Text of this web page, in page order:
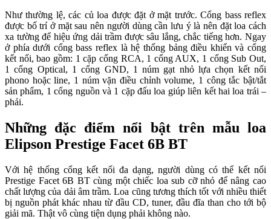
Như thường lệ, các củ loa được đặt ở mặt trước. Cổng bass reflex
được bố trí ở mặt sau nên người dùng cần lưu ý là nên đặt loa cách
xa tường để hiệu ứng dải trầm được sâu lắng, chắc tiếng hơn. Ngay
ở phía dưới cổng bass reflex là hệ thống bảng điều khiển và cổng
kết nối, bao gồm: 1 cặp cổng RCA, 1 cổng AUX, 1 cổng Sub Out,
1 cổng Optical, 1 cổng GND, 1 núm gạt nhỏ lựa chọn kết nối
phono hoặc line, 1 núm vặn điều chỉnh volume, 1 công tắc bật/tắt
sản phẩm, 1 cổng nguồn và 1 cặp đấu loa giúp liên kết hai loa trái –
phải.
Những đặc điểm nổi bật trên mẫu loa
Elipson Prestige Facet 6B BT
Với hệ thống cổng kết nối đa dạng, người dùng có thể kết nối
Prestige Facet 6B BT cùng một chiếc loa sub cỡ nhỏ để nâng cao
chất lượng của dải âm trầm. Loa cũng tương thích tốt với nhiều thiết
bị nguồn phát khác nhau từ đầu CD, tuner, đầu đĩa than cho tới bộ
giải mã. Thật vô cùng tiện dụng phải không nào.